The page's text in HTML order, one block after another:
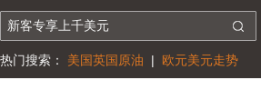
热门搜索： 美国英国原油 | 欧元美元走势